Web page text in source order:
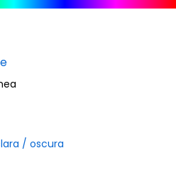
/ oscura